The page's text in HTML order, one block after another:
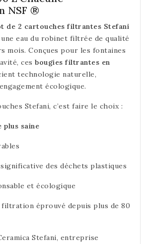
NSF ®
de 2 cartouches filtrantes Stefani
eau du robinet filtrée de qualité
mois. Conçues pour les fontaines
ces bougies filtrantes en
technologie naturelle,
écologique.
Stefani, c’est faire le choix :
plus saine
des déchets plastiques
et écologique
filtration éprouvé depuis plus de 80
Stefani, entreprise